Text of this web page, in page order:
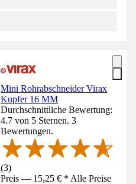
Mini Rohrabschneider Virax
Kupfer 16 MM
Durchschnittliche Bewertung:
4.7 von 5 Sternen. 3
Bewertungen.
(3)
Preis — 15,25 € * Alle Preise